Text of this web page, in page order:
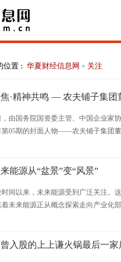
位置 : 华夏财经信息网 > 关注
·精神共鸣 — 农夫铺子集团
，由国务院国资委主管、中国企业家
第05期的封面人物——农夫铺子集团
能源从“盆景”变“风景”
时间以来，未来能源受到广泛关注。
未来能源正从概念探索走向产业化
入股的上上谦火锅最后一家